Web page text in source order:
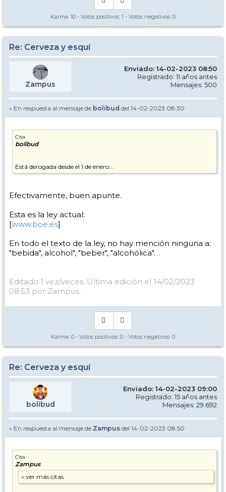
Karma: 10 - Votos positivos: 1 - Votos negativos: 0
Re: Cerveza y esquí
Zampus
Enviado: 14-02-2023 08:50
Registrado: 11 años antes
Mensajes: 500
» En respuesta al mensaje de bolibud del 14-02-2023 08:30
Cita
bolibud
Está derogada desde el 1 de enero...
Efectivamente, buen apunte.
Esta es la ley actual:
[www.boe.es]
En todo el texto de la ley, no hay mención ninguna a:
"bebida", alcohol", "beber", "alcohólica".
Editado 1 vez/veces. Última edición el 14/02/2023
08:53 por Zampus.
Karma: 0 - Votos positivos: 0 - Votos negativos: 0
Re: Cerveza y esquí
bolibud
Enviado: 14-02-2023 09:00
Registrado: 15 años antes
Mensajes: 29.692
» En respuesta al mensaje de Zampus del 14-02-2023 08:50
Cita
Zampus